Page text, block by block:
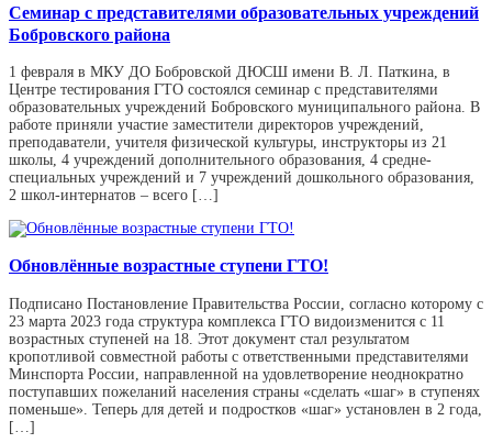
Семинар с представителями образовательных учреждений
Бобровского района
1 февраля в МКУ ДО Бобровской ДЮСШ имени В. Л. Паткина, в
Центре тестирования ГТО состоялся семинар с представителями
образовательных учреждений Бобровского муниципального района. В
работе приняли участие заместители директоров учреждений,
преподаватели, учителя физической культуры, инструкторы из 21
школы, 4 учреждений дополнительного образования, 4 средне-
специальных учреждений и 7 учреждений дошкольного образования,
2 школ-интернатов – всего […]
Обновлённые возрастные ступени ГТО!
Подписано Постановление Правительства России, согласно которому с
23 марта 2023 года структура комплекса ГТО видоизменится с 11
возрастных ступеней на 18. Этот документ стал результатом
кропотливой совместной работы с ответственными представителями
Минспорта России, направленной на удовлетворение неоднократно
поступавших пожеланий населения страны «сделать «шаг» в ступенях
поменьше». Теперь для детей и подростков «шаг» установлен в 2 года,
[…]